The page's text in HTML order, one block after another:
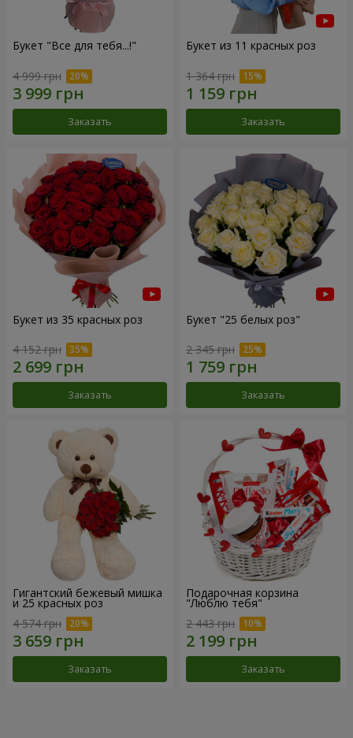
Букет "Все для тебя...!"
4 999 грн
Заказать
Букет из 11 красных роз
1 364 грн
Заказать
Букет из 35 красных роз
4 152 грн
Заказать
Букет "25 белых роз"
2 345 грн
Заказать
Гигантский бежевый мишка
и 25 красных роз
4 574 грн
Заказать
Подарочная корзина
"Люблю тебя"
2 443 грн
Заказать